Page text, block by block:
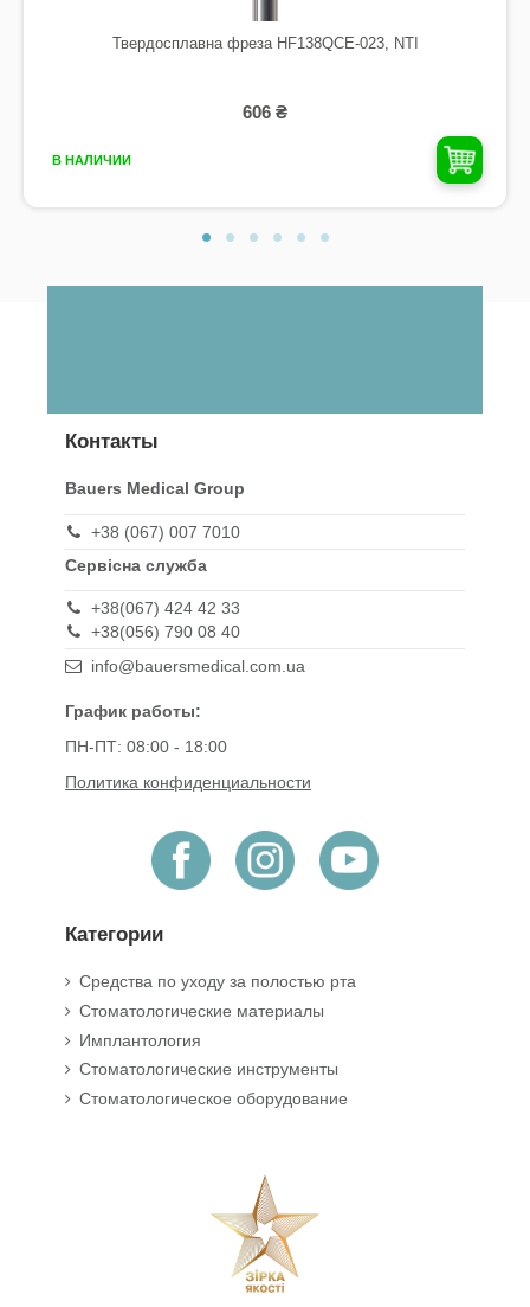
Твердосплавна фреза HF138QCE-023, NTI
606 ₴
В НАЛИЧИИ
Контакты
Bauers Medical Group
+38 (067) 007 7010
Сервісна служба
+38(067) 424 42 33
+38(056) 790 08 40
info@bauersmedical.com.ua
График работы:
ПН-ПТ: 08:00 - 18:00
Политика конфиденциальности
Категории
Средства по уходу за полостью рта
Стоматологические материалы
Имплантология
Стоматологические инструменты
Стоматологическое оборудование